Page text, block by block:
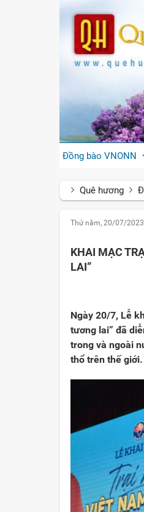
Đồng bào VNONN
Gương mặt
Trang văn học
Triệu trái tim
Quê hương
Thứ năm, 20/07/2023
KHAI MẠC
LAI”
Ngày 20/7, Lễ
tương lai” đã
trong và ngoài
thổ trên thế giới.